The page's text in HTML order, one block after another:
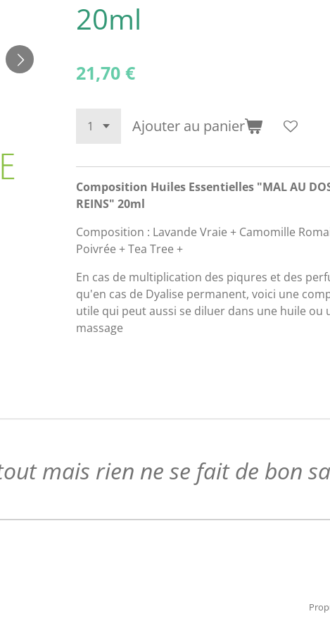
20ml
21,70 €
Ajouter au panier
Composition Huiles Essentielles "MAL AU
REINS" 20ml
Composition : Lavande Vraie + Camomille
Poivrée + Tea Tree +
En cas de multiplication des piqures et des
qu'en cas de Dyalise permanent, voici une
utile qui peut aussi se diluer dans une huile ou
massage
mais rien ne se fait de bon